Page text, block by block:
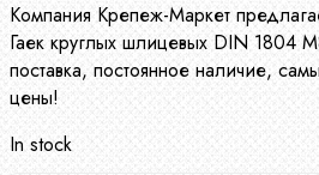
Компания Крепеж-Маркет
Гаек круглых шлицевых DIN 1804
поставка, постоянное наличие,
цены!
In stock